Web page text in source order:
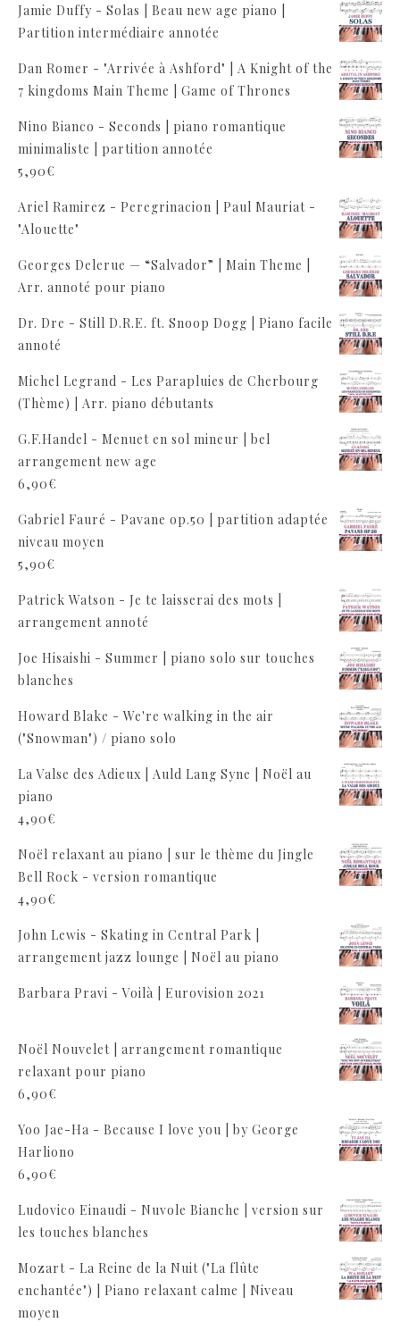
Jamie Duffy - Solas | Beau new age piano |
Partition intermédiaire annotée
Dan Romer - "Arrivée à Ashford" | A Knight of the
7 kingdoms Main Theme | Game of Thrones
Nino Bianco - Seconds | piano romantique
minimaliste | partition annotée
5,90€
Ariel Ramirez - Peregrinacion | Paul Mauriat -
"Alouette"
Georges Delerue — “Salvador” | Main Theme |
Arr. annoté pour piano
Dr. Dre - Still D.R.E. ft. Snoop Dogg | Piano facile
annoté
Michel Legrand - Les Parapluies de Cherbourg
(Thème) | Arr. piano débutants
G.F.Handel - Menuet en sol mineur | bel
arrangement new age
6,90€
Gabriel Fauré - Pavane op.50 | partition adaptée
niveau moyen
5,90€
Patrick Watson - Je te laisserai des mots |
arrangement annoté
Joe Hisaishi - Summer | piano solo sur touches
blanches
Howard Blake - We're walking in the air
("Snowman") / piano solo
La Valse des Adieux | Auld Lang Syne | Noël au
piano
4,90€
Noël relaxant au piano | sur le thème du Jingle
Bell Rock - version romantique
4,90€
John Lewis - Skating in Central Park |
arrangement jazz lounge | Noël au piano
Barbara Pravi - Voilà | Eurovision 2021
Noël Nouvelet | arrangement romantique
relaxant pour piano
6,90€
Yoo Jae-Ha - Because I love you | by George
Harliono
6,90€
Ludovico Einaudi - Nuvole Bianche | version sur
les touches blanches
Mozart - La Reine de la Nuit ("La flûte
enchantée") | Piano relaxant calme | Niveau
moyen